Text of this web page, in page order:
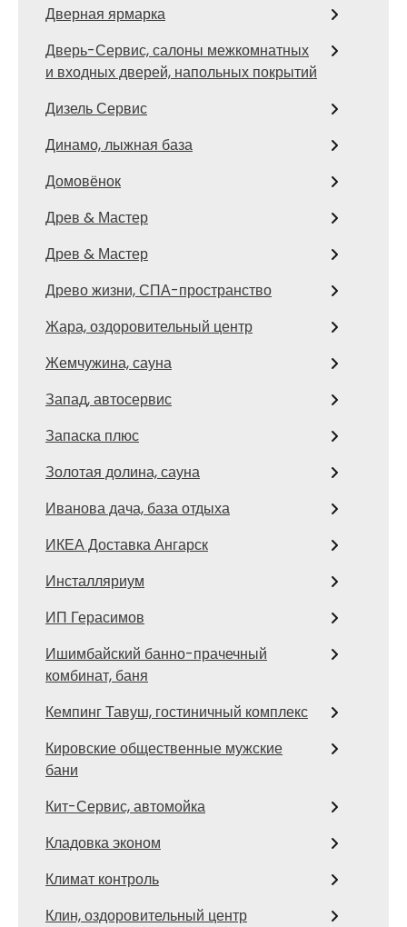
Дверная ярмарка
Дверь-Сервис, салоны межкомнатных
и входных дверей, напольных покрытий
Дизель Сервис
Динамо, лыжная база
Домовёнок
Древ & Мастер
Древ & Мастер
Древо жизни, СПА-пространство
Жара, оздоровительный центр
Жемчужина, сауна
Запад, автосервис
Запаска плюс
Золотая долина, сауна
Иванова дача, база отдыха
ИКЕА Доставка Ангарск
Инсталляриум
ИП Герасимов
Ишимбайский банно-прачечный
комбинат, баня
Кемпинг Тавуш, гостиничный комплекс
Кировские общественные мужские
бани
Кит-Сервис, автомойка
Кладовка эконом
Климат контроль
Клин, оздоровительный центр